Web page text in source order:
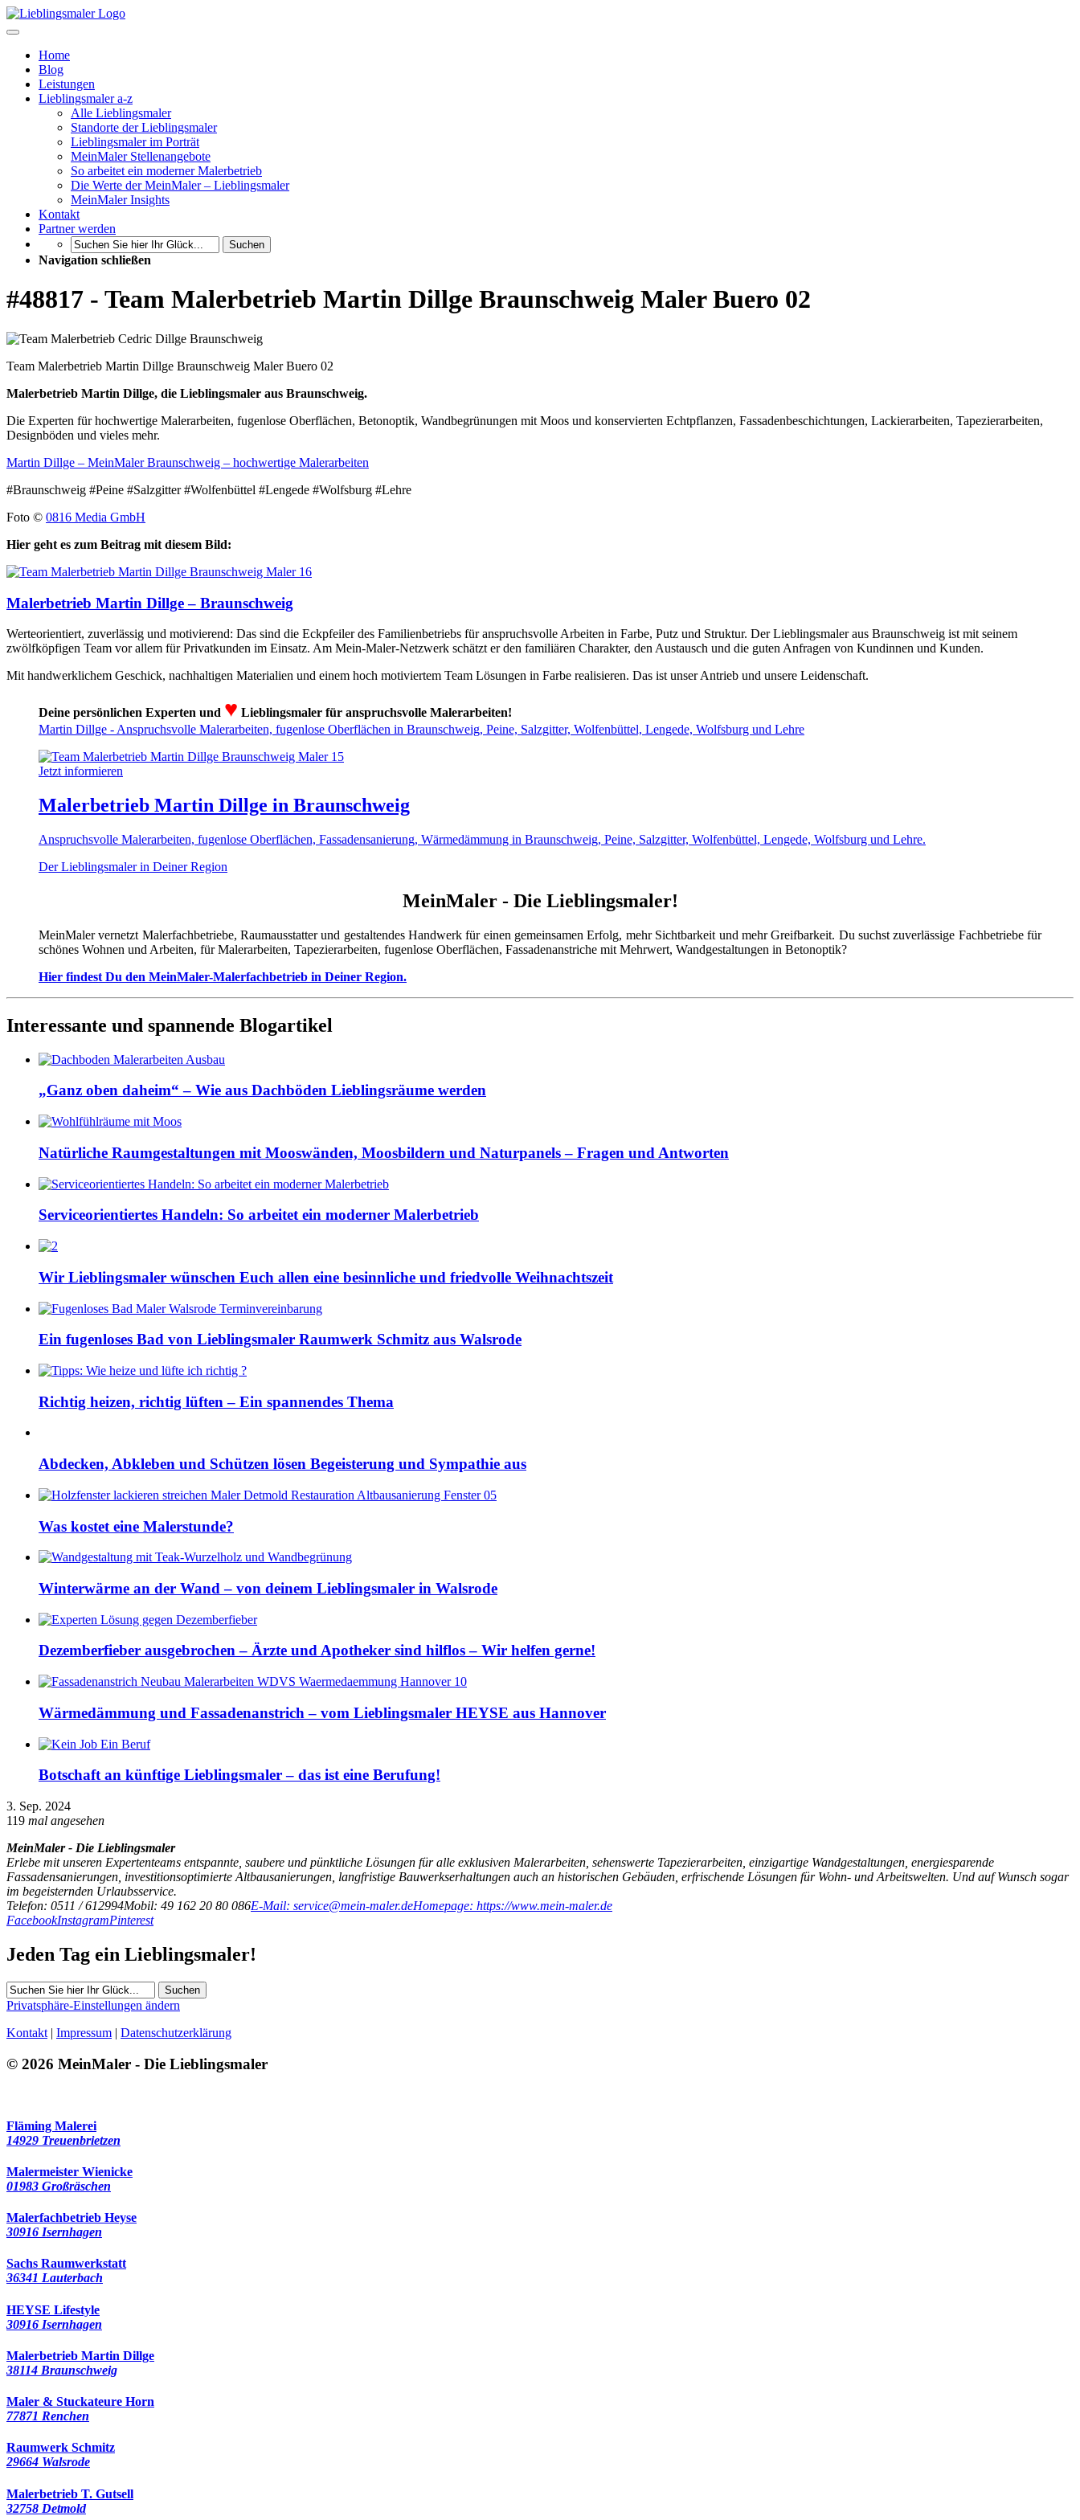
Home
Blog
Leistungen
Lieblingsmaler a-z
Alle Lieblingsmaler
Standorte der Lieblingsmaler
Lieblingsmaler im Porträt
MeinMaler Stellenangebote
So arbeitet ein moderner Malerbetrieb
Die Werte der MeinMaler – Lieblingsmaler
MeinMaler Insights
Kontakt
Partner werden
Suchen
Navigation schließen
#48817 - Team Malerbetrieb Martin Dillge Braunschweig Maler Buero 02
Team Malerbetrieb Martin Dillge Braunschweig Maler Buero 02
Malerbetrieb Martin Dillge, die Lieblingsmaler aus Braunschweig.
Die Experten für hochwertige Malerarbeiten, fugenlose Oberflächen, Betonoptik, Wandbegrünungen mit Moos und konservierten Echtpflanzen, Fassadenbeschichtungen, Lackierarbeiten, Tapezierarbeiten,
Designböden und vieles mehr.
Martin Dillge – MeinMaler Braunschweig – hochwertige Malerarbeiten
#Braunschweig #Peine #Salzgitter #Wolfenbüttel #Lengede #Wolfsburg #Lehre
Foto © 0816 Media GmbH
Hier geht es zum Beitrag mit diesem Bild:
Malerbetrieb Martin Dillge – Braunschweig
Werteorientiert, zuverlässig und motivierend: Das sind die Eckpfeiler des Familienbetriebs für anspruchsvolle Arbeiten in Farbe, Putz und Struktur. Der Lieblingsmaler aus Braunschweig ist mit seinem
zwölfköpfigen Team vor allem für Privatkunden im Einsatz. Am Mein-Maler-Netzwerk schätzt er den familiären Charakter, den Austausch und die guten Anfragen von Kundinnen und Kunden.
Mit handwerklichem Geschick, nachhaltigen Materialien und einem hoch motiviertem Team Lösungen in Farbe realisieren. Das ist unser Antrieb und unsere Leidenschaft.
Deine persönlichen Experten und ♥ Lieblingsmaler für anspruchsvolle Malerarbeiten!
Martin Dillge - Anspruchsvolle Malerarbeiten, fugenlose Oberflächen in Braunschweig, Peine, Salzgitter, Wolfenbüttel, Lengede, Wolfsburg und Lehre
Jetzt informieren
Malerbetrieb Martin Dillge in Braunschweig
Anspruchsvolle Malerarbeiten, fugenlose Oberflächen, Fassadensanierung, Wärmedämmung in Braunschweig, Peine, Salzgitter, Wolfenbüttel, Lengede, Wolfsburg und Lehre.
Der Lieblingsmaler in Deiner Region
MeinMaler - Die Lieblingsmaler!
MeinMaler vernetzt Malerfachbetriebe, Raumausstatter und gestaltendes Handwerk für einen gemeinsamen Erfolg, mehr Sichtbarkeit und mehr Greifbarkeit. Du suchst zuverlässige Fachbetriebe für
schönes Wohnen und Arbeiten, für Malerarbeiten, Tapezierarbeiten, fugenlose Oberflächen, Fassadenanstriche mit Mehrwert, Wandgestaltungen in Betonoptik?
Hier findest Du den MeinMaler-Malerfachbetrieb in Deiner Region.
Interessante und spannende Blogartikel
„Ganz oben daheim“ – Wie aus Dachböden Lieblingsräume werden
Natürliche Raumgestaltungen mit Mooswänden, Moosbildern und Naturpanels – Fragen und Antworten
Serviceorientiertes Handeln: So arbeitet ein moderner Malerbetrieb
Wir Lieblingsmaler wünschen Euch allen eine besinnliche und friedvolle Weihnachtszeit
Ein fugenloses Bad von Lieblingsmaler Raumwerk Schmitz aus Walsrode
Richtig heizen, richtig lüften – Ein spannendes Thema
Abdecken, Abkleben und Schützen lösen Begeisterung und Sympathie aus
Was kostet eine Malerstunde?
Winterwärme an der Wand – von deinem Lieblingsmaler in Walsrode
Dezemberfieber ausgebrochen – Ärzte und Apotheker sind hilflos – Wir helfen gerne!
Wärmedämmung und Fassadenanstrich – vom Lieblingsmaler HEYSE aus Hannover
Botschaft an künftige Lieblingsmaler – das ist eine Berufung!
3. Sep. 2024
119 mal angesehen
MeinMaler - Die Lieblingsmaler
Erlebe mit unseren Expertenteams entspannte, saubere und pünktliche Lösungen für alle exklusiven Malerarbeiten, sehenswerte Tapezierarbeiten, einzigartige Wandgestaltungen, energiesparende
Fassadensanierungen, investitionsoptimierte Altbausanierungen, langfristige Bauwerkserhaltungen auch an historischen Gebäuden, erfrischende Lösungen für Wohn- und Arbeitswelten. Und auf Wunsch sogar
im begeisternden Urlaubsservice.
Telefon: 0511 / 612994Mobil: 49 162 20 80 086E-Mail: service@mein-maler.deHomepage: https://www.mein-maler.de
FacebookInstagramPinterest
Jeden Tag ein Lieblingsmaler!
Suchen
Privatsphäre-Einstellungen ändern
Kontakt | Impressum | Datenschutzerklärung
© 2026 MeinMaler - Die Lieblingsmaler
Fläming Malerei
14929 Treuenbrietzen
Malermeister Wienicke
01983 Großräschen
Malerfachbetrieb Heyse
30916 Isernhagen
Sachs Raumwerkstatt
36341 Lauterbach
HEYSE Lifestyle
30916 Isernhagen
Malerbetrieb Martin Dillge
38114 Braunschweig
Maler & Stuckateure Horn
77871 Renchen
Raumwerk Schmitz
29664 Walsrode
Malerbetrieb T. Gutsell
32758 Detmold